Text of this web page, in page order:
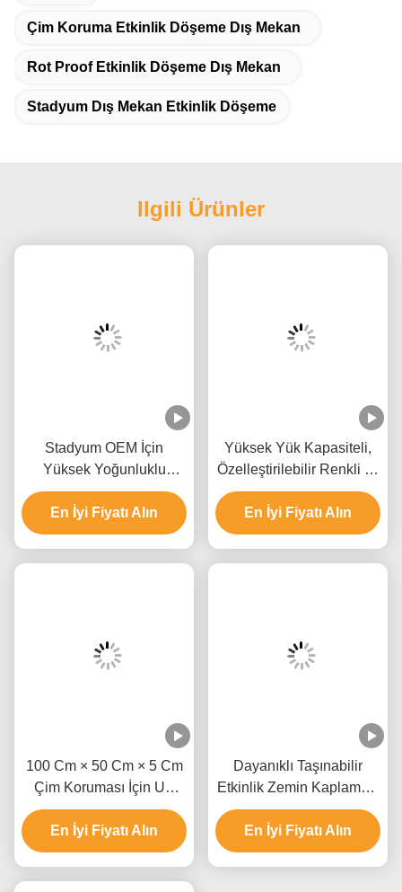
Rot Proof Etkinlik Döşeme Dış Mekan
Stadyum Dış Mekan Etkinlik Döşeme
Polietilen Taşınabilir
Etkinlik Döşeme
En İyi Fiyatı Alın
Yüksek Yük Kapasiteli,
Özelleştirilebilir Renkli ve
Sıcaklığa Dayanıklı, Dış
Mekan Kullanımı İçin
Taşınabilir Etkinlik Zemin
En İyi Fiyatı Alın
100 Cm × 50 Cm × 5 Cm
Çim Koruması İçin UV
Dayanımlı Taşınabilir
Etkinlik Döşeme
En İyi Fiyatı Alın
Dayanıklı Taşınabilir
Etkinlik Zemin Kaplaması
ve Çim Koruma Zemin
Kaplaması, 20 TON Yük
Kapasitesi ve 30,48 cm x
10,16 cm x 1,8 cm
En İyi Fiyatı Alın